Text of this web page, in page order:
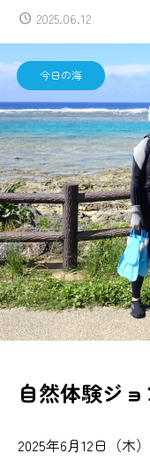
2025.06.12
今日の海
自然体験ジ
2025年6月12日（木）